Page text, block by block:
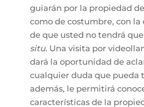
guiarán por la propiedad
como de costumbre, con la
de que usted no tendrá
situ. Una visita por
dará la oportunidad de
cualquier duda que pueda
además, le permitirá
características de la